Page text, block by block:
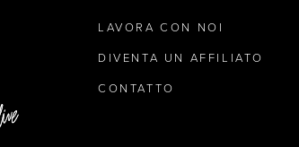
LAVORA CON NOI
DIVENTA UN AFFILIATO
CONTATTO